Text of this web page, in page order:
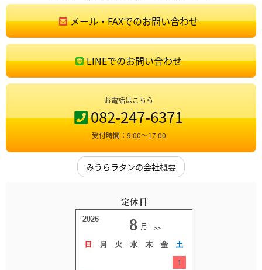
メール・FAXでのお問い合わせ
LINEでのお問い合わせ
お電話はこちら
082-247-6371
受付時間：9:00〜17:00
みうらラタンの会社概要
定休日